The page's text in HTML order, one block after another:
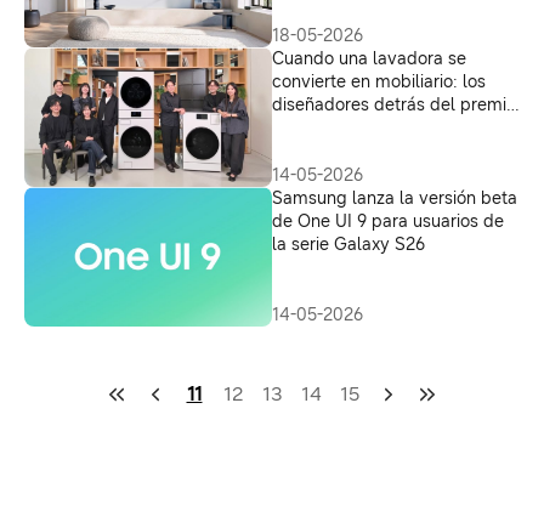
18-05-2026
Cuando una lavadora se
convierte en mobiliario: los
diseñadores detrás del premio
14-05-2026
Samsung lanza la versión beta
de One UI 9 para usuarios de
la serie Galaxy S26
14-05-2026
11 12 13 14 15